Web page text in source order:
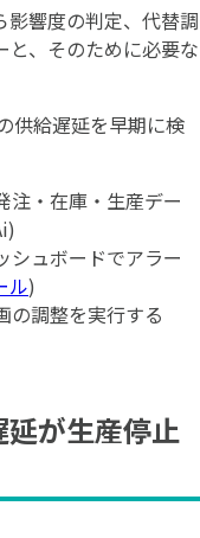
響度の判定、代替調
と、そのために必要な
供給遅延を早期に検
注・在庫・生産デー
シュボードでアラー
ル)
の調整を実行する
が生産停止